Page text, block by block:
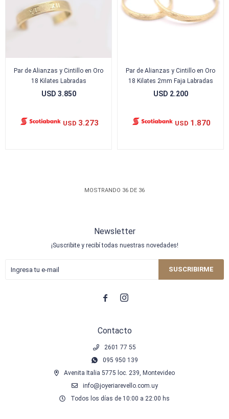
Par de Alianzas y Cintillo en Oro
18 Kilates Labradas
USD 3.850
USD 3.273
Par de Alianzas y Cintillo en Oro
18 Kilates 2mm Faja Labradas
USD 2.200
USD 1.870
MOSTRANDO 36 DE 36
Contacto
2601 77 55
095 950 139
Avenita Italia 5775 loc. 239, Montevideo
info@joyeriarevello.com.uy
Todos los días de 10:00 a 22:00 hs
Newsletter
¡Suscribite y recibí todas nuestras novedades!
SUSCRIBIRME
 